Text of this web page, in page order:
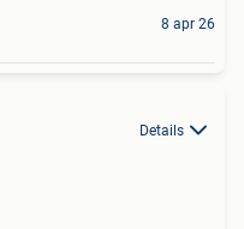
8 apr 26
Details